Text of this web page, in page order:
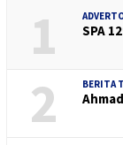
1 SPA
2 BERITA